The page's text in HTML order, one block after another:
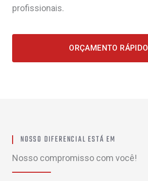
profissionais.
ORÇAMENTO RÁPIDO
NOSSO DIFERENCIAL ESTÁ EM
Nosso compromisso com você!